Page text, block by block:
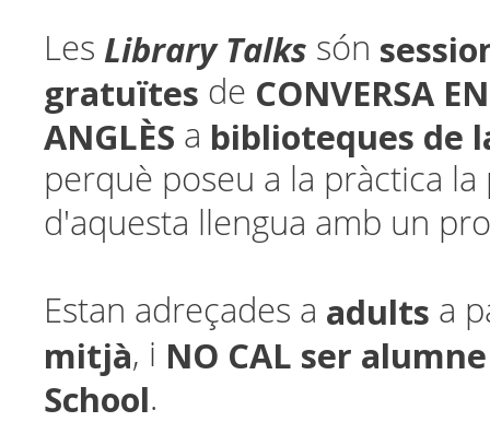
Les Library Talks són
gratuïtes de CONVERSA EN
ANGLÈS a biblioteques de
perquè poseu a la pràctica la
d'aquesta llengua amb un
Estan adreçades a adults a
mitjà, i NO CAL ser
School.